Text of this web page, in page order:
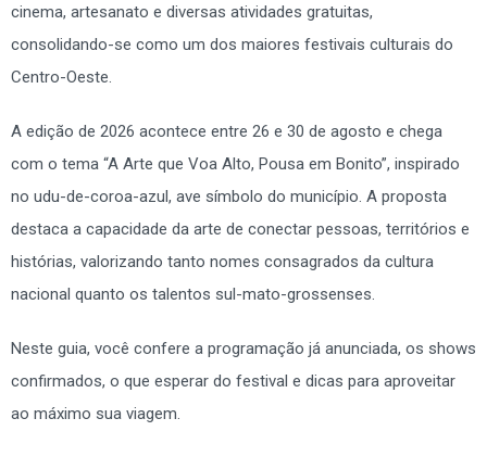
cinema, artesanato e diversas atividades gratuitas,
consolidando-se como um dos maiores festivais culturais do
Centro-Oeste.
A edição de 2026 acontece entre 26 e 30 de agosto e chega
com o tema “A Arte que Voa Alto, Pousa em Bonito”, inspirado
no udu-de-coroa-azul, ave símbolo do município. A proposta
destaca a capacidade da arte de conectar pessoas, territórios e
histórias, valorizando tanto nomes consagrados da cultura
nacional quanto os talentos sul-mato-grossenses.
Neste guia, você confere a programação já anunciada, os shows
confirmados, o que esperar do festival e dicas para aproveitar
ao máximo sua viagem.